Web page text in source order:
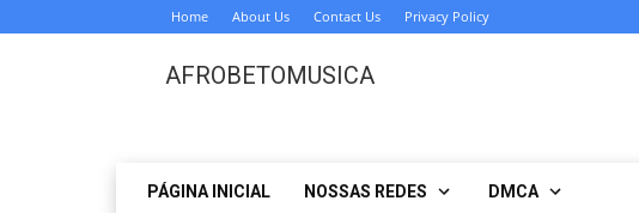
Home About Us Contact Us Privacy Policy
AFROBETOMUSICA
PÁGINA INICIAL NOSSAS REDES DMCA